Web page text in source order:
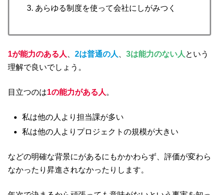
あらゆる制度を使って会社にしがみつく
1が能力のある人 2は普通の人 3は能力のない人 という
理解で良いでしょう。
目立つのは1の能力がある人 。
私は他の人より担当課が多い
私は他の人よりプロジェクトの規模が大きい
などの明確な背景にがあるにもかかわらず、評価が変わら
なかったり昇進されなかったりします。